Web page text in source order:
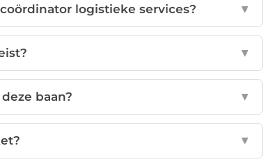
logistieke services? ▼
▼
baan? ▼
▼